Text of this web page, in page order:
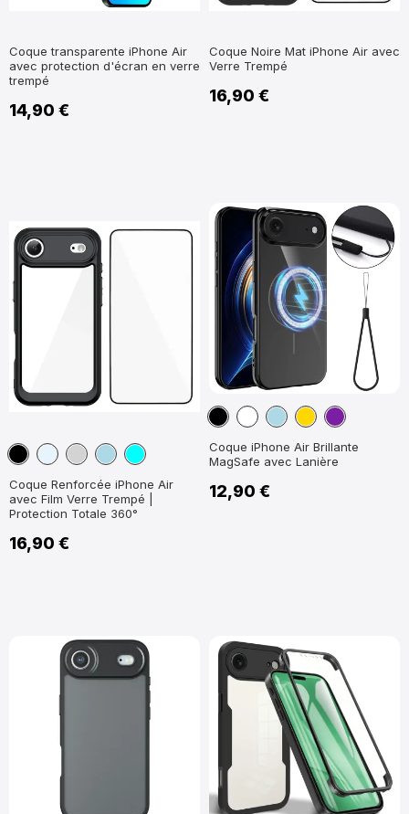
Coque transparente iPhone Air
avec protection d'écran en verre
trempé
14,90 €
Coque Noire Mat iPhone Air avec
Verre Trempé
16,90 €
NoirTransparent
GrisBleuCyan
Coque Renforcée iPhone Air
avec Film Verre Trempé |
Protection Totale 360°
16,90 €
NoirBlancBleuOr Violet
Coque iPhone Air Brillante
MagSafe avec Lanière
12,90 €